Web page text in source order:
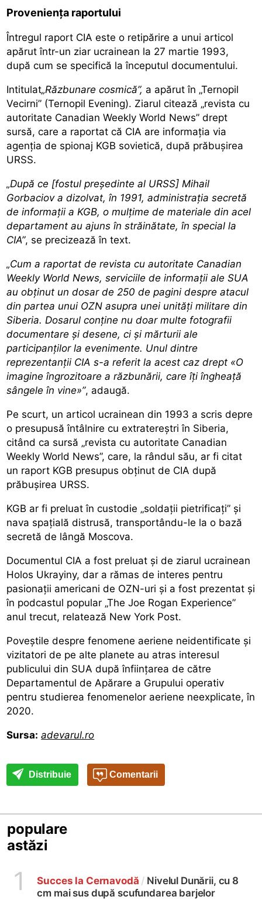
Proveniența raportului
Întregul raport CIA este o retipărire a unui articol
apărut într-un ziar ucrainean la 27 martie 1993,
după cum se specifică la începutul documentului.
Intitulat„Răzbunare cosmică”, a apărut în „Ternopil
Vecirni” (Ternopil Evening). Ziarul citează „revista cu
autoritate Canadian Weekly World News” drept
sursă, care a raportat că CIA are informația via
agenția de spionaj KGB sovietică, după prăbușirea
URSS.
„După ce [fostul președinte al URSS] Mihail
Gorbaciov a dizolvat, în 1991, administrația secretă
de informații a KGB, o mulțime de materiale din acel
departament au ajuns în străinătate, în special la
CIA”, se precizează în text.
„Cum a raportat de revista cu autoritate Canadian
Weekly World News, serviciile de informații ale SUA
au obținut un dosar de 250 de pagini despre atacul
din partea unui OZN asupra unei unități militare din
Siberia. Dosarul conține nu doar multe fotografii
documentare și desene, ci și mărturii ale
participanților la evenimente. Unul dintre
reprezentanții CIA s-a referit la acest caz drept «O
imagine îngrozitoare a răzbunării, care îți îngheață
sângele în vine»”, adaugă.
Pe scurt, un articol ucrainean din 1993 a scris depre
o presupusă întâlnire cu extratereștri în Siberia,
citând ca sursă „revista cu autoritate Canadian
Weekly World News”, care, la rândul său, ar fi citat
un raport KGB presupus obținut de CIA după
prăbușirea URSS.
KGB ar fi preluat în custodie „soldații pietrificați” și
nava spațială distrusă, transportându-le la o bază
secretă de lângă Moscova.
Documentul CIA a fost preluat și de ziarul ucrainean
Holos Ukrayiny, dar a rămas de interes pentru
pasionații americani de OZN-uri și a fost prezentat și
în podcastul popular „The Joe Rogan Experience”
anul trecut, relatează New York Post.
Poveștile despre fenomene aeriene neidentificate și
vizitatori de pe alte planete au atras interesul
publicului din SUA după înființarea de către
Departamentul de Apărare a Grupului operativ
pentru studierea fenomenelor aeriene neexplicate, în
2020.
Sursa: adevarul.ro
Distribuie Comentarii
populare
astăzi
1 Succes la Cernavodă / Nivelul Dunării, cu 8
cm mai sus după scufundarea barjelor